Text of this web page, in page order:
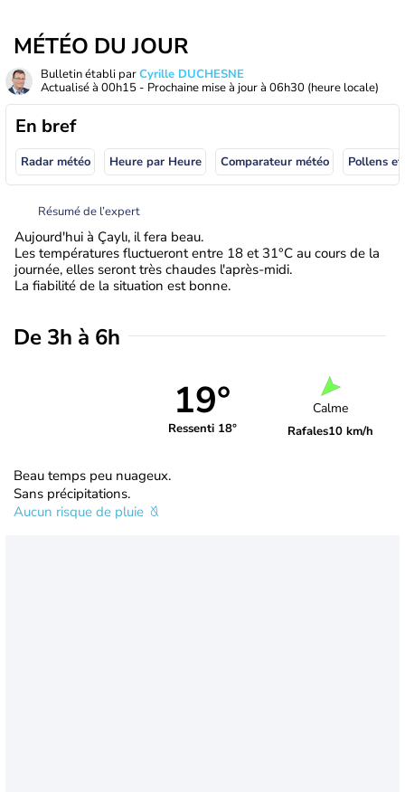
MÉTÉO DU JOUR
Bulletin établi parCyrille DUCHESNE
Actualisé à 00h15 - Prochaine mise à jour à 06h30 (heure locale)
En bref
Radar météo Heure par Heure Comparateur météo Pollens
Résumé de l’expert
Aujourd'hui à Çaylı, il fera beau.
Les températures fluctueront entre 18 et 31°C au cours de la
journée, elles seront très chaudes l'après-midi.
La fiabilité de la situation est bonne.
De 3h à 6h
19°
Ressenti 18°
Calme
Rafales10 km/h
Beau temps peu nuageux.
Sans précipitations.
Aucun risque de pluie